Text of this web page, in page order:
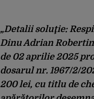
„Detalii soluţie:
Dinu Adrian
de 02 aprilie 2025
dosarul nr. 1967/2/
200 lei, cu titlu de